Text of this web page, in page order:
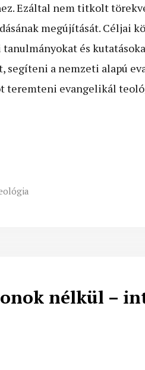
Ezáltal nem titkolt
megújítását. Céljai
és
segíteni a nemzeti alapú
teremteni evangelikál
nélkül –